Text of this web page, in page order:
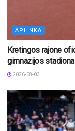
APLINKA
Kretingos rajone
gimnazijos
2026-08-03